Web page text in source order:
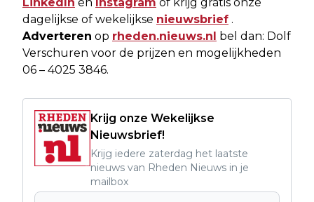
dagelijkse of wekelijkse nieuwsbrief .
Adverteren op rheden.nieuws.nl bel dan: Dolf
Verschuren voor de prijzen en mogelijkheden
06 – 4025 3846.
Krijg onze Wekelijkse
Nieuwsbrief!
Krijg iedere zaterdag het laatste
nieuws van Rheden Nieuws in je
mailbox